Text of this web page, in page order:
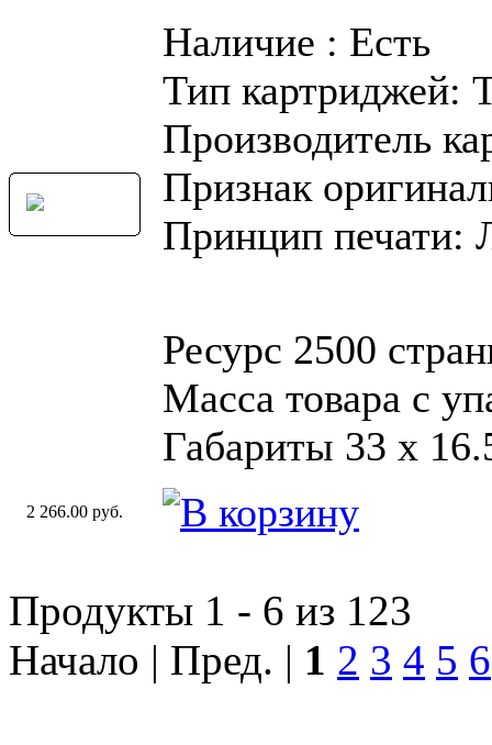
Наличие : Есть
Тип картриджей:
Производитель
Признак
Принцип печати:
Ресурс 2500
Масса товара с
Габариты 33 x
2 266.00 руб.
Продукты 1 - 6 из 123
Начало | Пред. | 1 2 3 4 5 6